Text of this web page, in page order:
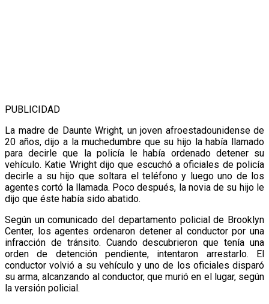
PUBLICIDAD
La madre de Daunte Wright, un joven afroestadounidense de
20 años, dijo a la muchedumbre que su hijo la había llamado
para decirle que la policía le había ordenado detener su
vehículo. Katie Wright dijo que escuchó a oficiales de policía
decirle a su hijo que soltara el teléfono y luego uno de los
agentes cortó la llamada. Poco después, la novia de su hijo le
dijo que éste había sido abatido.
Según un comunicado del departamento policial de Brooklyn
Center, los agentes ordenaron detener al conductor por una
infracción de tránsito. Cuando descubrieron que tenía una
orden de detención pendiente, intentaron arrestarlo. El
conductor volvió a su vehículo y uno de los oficiales disparó
su arma, alcanzando al conductor, que murió en el lugar, según
la versión policial.